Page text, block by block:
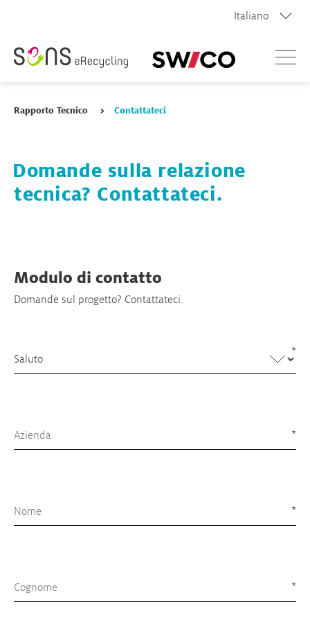
Italiano
Menù
Ritratto dei sistemi di riciclaggio
Contattateci
Rapporto Tecnico > Contattateci
Domande sulla relazione
tecnica? Contattateci.
Modulo di contatto
Domande sul progetto? Contattateci.
*
Saluto
Azienda *
*
*